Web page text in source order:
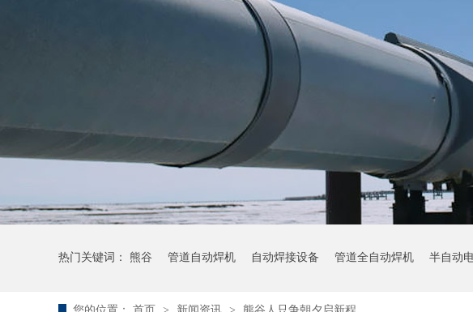
热门关键词： 熊谷 管道自动焊机 自动焊接设备 管道全自动焊机 半自动